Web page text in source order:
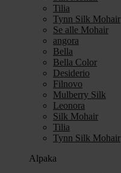
Tilia
Tynn Silk Mohair
Se alle Mohair
angora
Bella
Bella Color
Desiderio
Filnovo
Mulberry Silk
Leonora
Silk Mohair
Tilia
Tynn Silk Mohair
Alpaka